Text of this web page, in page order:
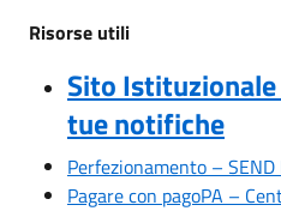
Risorse utili
Sito
tue notifiche
Perfezionamento –
Pagare con pagoPA –